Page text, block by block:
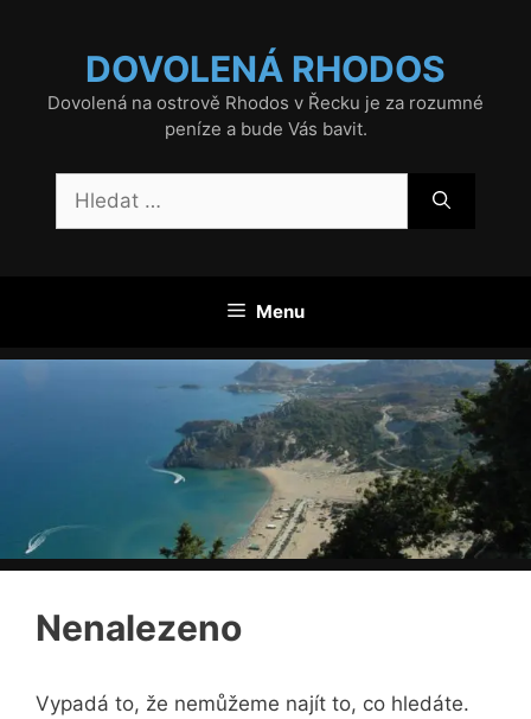
DOVOLENÁ RHODOS
Dovolená na ostrově Rhodos v Řecku je za rozumné
peníze a bude Vás bavit.
Menu
Nenalezeno
Vypadá to, že nemůžeme najít to, co hledáte.